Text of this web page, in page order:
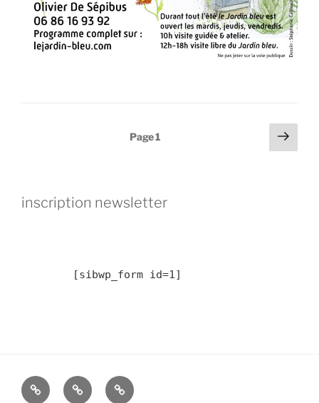
Page1
Page
inscription newsletter
	[sibwp_form id=1]
2019
résidenceRésidence